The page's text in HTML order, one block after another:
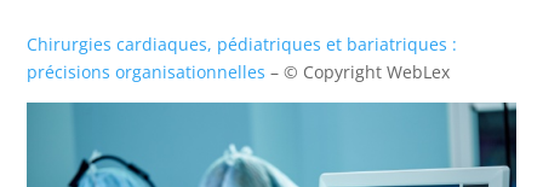
Chirurgies cardiaques, pédiatriques et bariatriques :
précisions organisationnelles – © Copyright WebLex